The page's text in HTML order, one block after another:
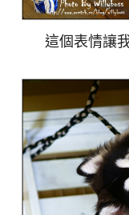
這個表情讓我